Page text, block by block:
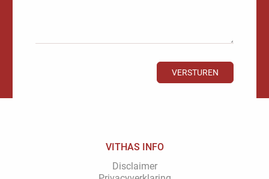
VERSTUREN
VITHAS INFO
Disclaimer